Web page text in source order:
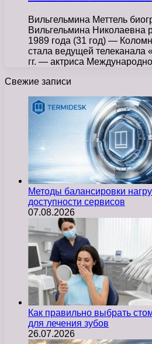
Вильгельмина Меттель
Вильгельмина Николаевна
1989 года (31 год) —
стала ведущей
гг. — актриса
Свежие записи
Методы балансировки
доступности сервисов
07.08.2026
Как правильно выбрать
для лечения зубов
26.07.2026